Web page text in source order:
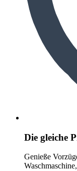
Die gleiche
Genieße